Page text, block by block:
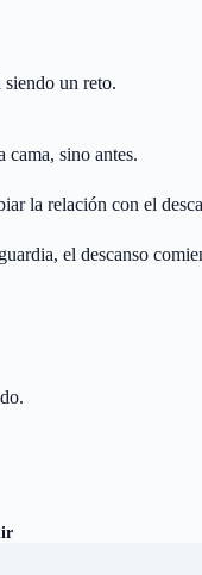
un reto.
cama, sino antes.
la relación con el
el descanso